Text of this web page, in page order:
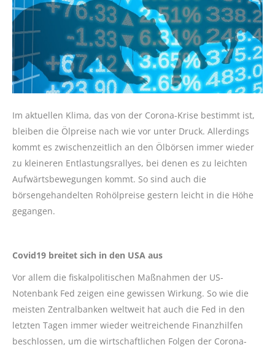
Im aktuellen Klima, das von der Corona-Krise bestimmt ist,
bleiben die Ölpreise nach wie vor unter Druck. Allerdings
kommt es zwischenzeitlich an den Ölbörsen immer wieder
zu kleineren Entlastungsrallyes, bei denen es zu leichten
Aufwärtsbewegungen kommt. So sind auch die
börsengehandelten Rohölpreise gestern leicht in die Höhe
gegangen.
Covid19 breitet sich in den USA aus
Vor allem die fiskalpolitischen Maßnahmen der US-
Notenbank Fed zeigen eine gewissen Wirkung. So wie die
meisten Zentralbanken weltweit hat auch die Fed in den
letzten Tagen immer wieder weitreichende Finanzhilfen
beschlossen, um die wirtschaftlichen Folgen der Corona-